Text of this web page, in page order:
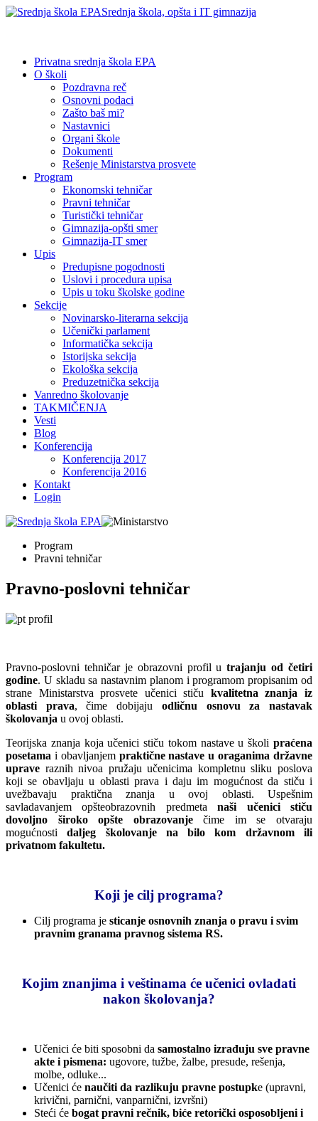
Srednja škola, opšta i IT gimnazija
Privatna srednja škola EPA
O školi
Pozdravna reč
Osnovni podaci
Zašto baš mi?
Nastavnici
Organi škole
Dokumenti
Rešenje Ministarstva prosvete
Program
Ekonomski tehničar
Pravni tehničar
Turistički tehničar
Gimnazija-opšti smer
Gimnazija-IT smer
Upis
Predupisne pogodnosti
Uslovi i procedura upisa
Upis u toku školske godine
Sekcije
Novinarsko-literarna sekcija
Učenički parlament
Informatička sekcija
Istorijska sekcija
Ekološka sekcija
Preduzetnička sekcija
Vanredno školovanje
TAKMIČENJA
Vesti
Blog
Konferencija
Konferencija 2017
Konferencija 2016
Kontakt
Login
Program
Pravni tehničar
Pravno-poslovni tehničar
Pravno-poslovni tehničar je obrazovni profil utrajanju od četiri
godine. U skladu sa nastavnim planom i programom propisanim od
strane Ministarstva prosvete učenici stiču kvalitetna znanja iz
oblasti prava, čime dobijaju odličnu osnovu za nastavak
školovanja u ovoj oblasti.
Teorijska znanja koja učenici stiču tokom nastave u školi praćena
posetama i obavljanjem praktične nastave u oraganima državne
uprave raznih nivoa pružaju učenicima kompletnu sliku poslova
koji se obavljaju u oblasti prava i daju im mogućnost da stiču i
uvežbavaju praktična znanja u ovoj oblasti. Uspešnim
savladavanjem opšteobrazovnih predmetanaši učenici stiču
dovoljno široko opšte obrazovanječime im se otvaraju
mogućnostidaljeg školovanje na bilo kom državnom ili
privatnom fakultetu.
Koji je cilj programa?
Cilj programa je sticanje osnovnih znanja o pravu i svim
pravnim granama pravnog sistema RS.
Kojim znanjima i veštinama će učenici ovladati
nakon školovanja?
Učenici će biti sposobni da samostalno izrađuju sve pravne
akte i pismena: ugovore, tužbe, žalbe, presude, rešenja,
molbe, odluke...
Učenici će naučiti da razlikuju pravne postupke (upravni,
krivični, parnični, vanparnični, izvršni)
Steći će bogat pravni rečnik, biće retorički osposobljeni i